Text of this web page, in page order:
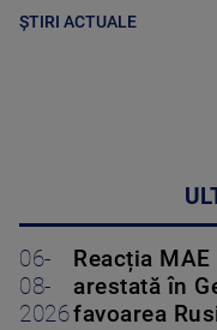
ȘTIRI ACTUALE
06-
08-
2026
Reacția
arestată în
favoarea